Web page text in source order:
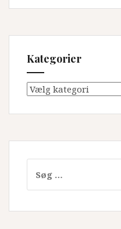
Kategorier
Kategorier
efter: